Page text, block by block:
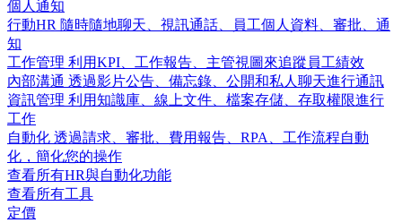
個人通知
行動HR 隨時隨地聊天、視訊通話、員工個人資料、審批、通
知
工作管理 利用KPI、工作報告、主管視圖來追蹤員工績效
內部溝通 透過影片公告、備忘錄、公開和私人聊天進行通訊
資訊管理 利用知識庫、線上文件、檔案存儲、存取權限進行
工作
自動化 透過請求、審批、費用報告、RPA、工作流程自動
化，簡化您的操作
查看所有HR與自動化功能
查看所有工具
定價